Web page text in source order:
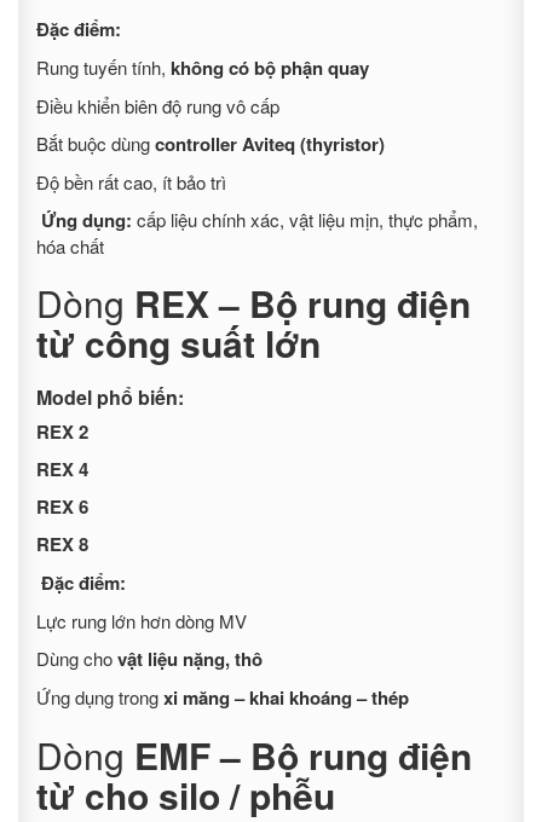
Đặc điểm:
Rung tuyến tính, không có bộ phận quay
Điều khiển biên độ rung vô cấp
Bắt buộc dùngcontroller Aviteq (thyristor)
Độ bền rất cao, ít bảo trì
Ứng dụng: cấp liệu chính xác, vật liệu mịn, thực phẩm,
hóa chất
Dòng REX – Bộ rung điện
từ công suất lớn
Model phổ biến:
REX 2
REX 4
REX 6
REX 8
Đặc điểm:
Lực rung lớn hơn dòng MV
Dùng chovật liệu nặng, thô
Ứng dụng trongxi măng – khai khoáng – thép
Dòng EMF – Bộ rung điện
từ cho silo / phễu